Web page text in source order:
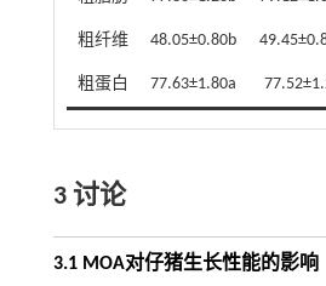
粗纤维 48.05±0.80b
粗蛋白 77.63±1.80a
3 讨论
3.1 MOA对仔猪生长性能的影响